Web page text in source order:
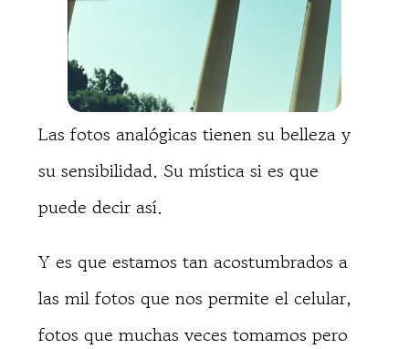
Las fotos analógicas tienen su belleza y
su sensibilidad. Su mística si es que
puede decir así.
Y es que estamos tan acostumbrados a
las mil fotos que nos permite el celular,
fotos que muchas veces tomamos pero